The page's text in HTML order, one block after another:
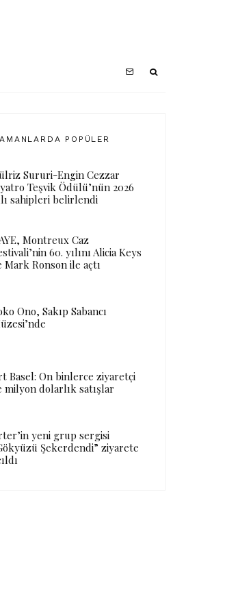
POPÜLER
Sururi-Engin Cezzar
Teşvik Ödülü’nün 2026
sahipleri belirlendi
Montreux Caz
60. yılını Alicia Keys
Mark Ronson ile açtı
Ono, Sakıp Sabancı
Basel: On binlerce ziyaretçi
milyon dolarlık satışlar
yeni grup sergisi
Şekerdendi” ziyarete